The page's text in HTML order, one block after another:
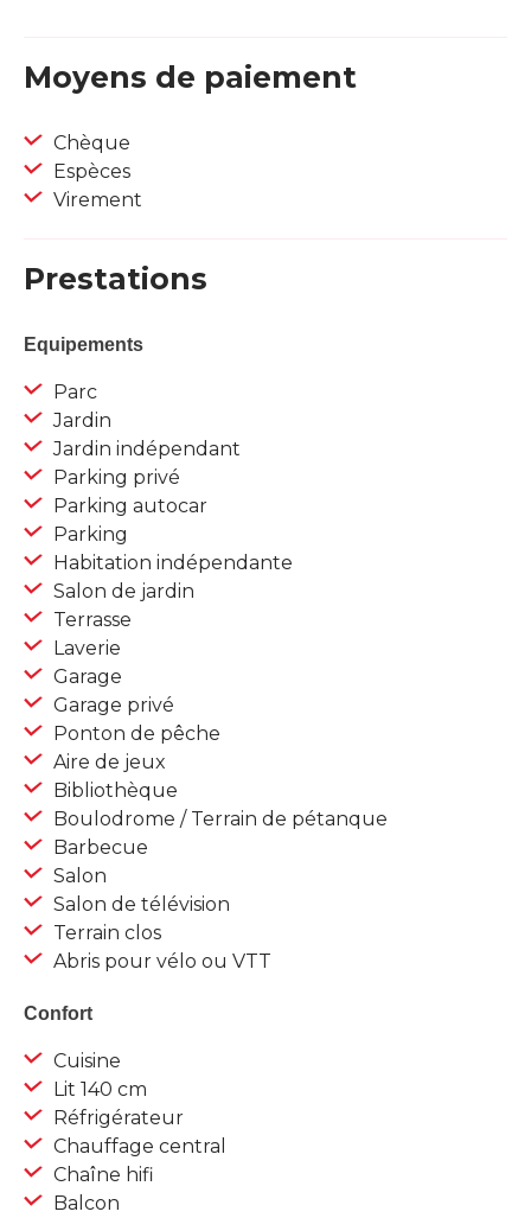
Moyens de paiement
Chèque
Espèces
Virement
Prestations
Equipements
Parc
Jardin
Jardin indépendant
Parking privé
Parking autocar
Parking
Habitation indépendante
Salon de jardin
Terrasse
Laverie
Garage
Garage privé
Ponton de pêche
Aire de jeux
Bibliothèque
Boulodrome / Terrain de pétanque
Barbecue
Salon
Salon de télévision
Terrain clos
Abris pour vélo ou VTT
Confort
Cuisine
Lit 140 cm
Réfrigérateur
Chauffage central
Chaîne hifi
Balcon